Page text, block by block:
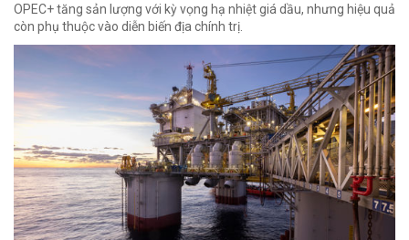
OPEC+ tăng sản lượng với kỳ vọng hạ nhiệt giá dầu, nhưng hiệu quả
còn phụ thuộc vào diễn biến địa chính trị.